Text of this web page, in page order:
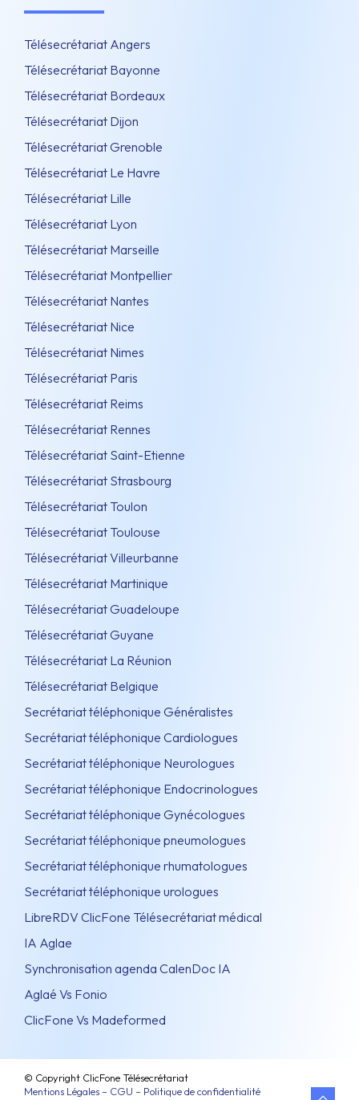
Télésecrétariat Angers
Télésecrétariat Bayonne
Télésecrétariat Bordeaux
Télésecrétariat Dijon
Télésecrétariat Grenoble
Télésecrétariat Le Havre
Télésecrétariat Lille
Télésecrétariat Lyon
Télésecrétariat Marseille
Télésecrétariat Montpellier
Télésecrétariat Nantes
Télésecrétariat Nice
Télésecrétariat Nimes
Télésecrétariat Paris
Télésecrétariat Reims
Télésecrétariat Rennes
Télésecrétariat Saint-Etienne
Télésecrétariat Strasbourg
Télésecrétariat Toulon
Télésecrétariat Toulouse
Télésecrétariat Villeurbanne
Télésecrétariat Martinique
Télésecrétariat Guadeloupe
Télésecrétariat Guyane
Télésecrétariat La Réunion
Télésecrétariat Belgique
Secrétariat téléphonique Généralistes
Secrétariat téléphonique Cardiologues
Secrétariat téléphonique Neurologues
Secrétariat téléphonique Endocrinologues
Secrétariat téléphonique Gynécologues
Secrétariat téléphonique pneumologues
Secrétariat téléphonique rhumatologues
Secrétariat téléphonique urologues
LibreRDV ClicFone Télésecrétariat médical
IA Aglae
Synchronisation agenda CalenDoc IA
Aglaé Vs Fonio
ClicFone Vs Madeformed
© Copyright ClicFone Télésecrétariat
Mentions Légales – CGU – Politique de confidentialité